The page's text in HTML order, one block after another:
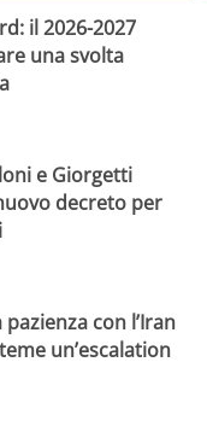
il 2026-2027
una svolta
e Giorgetti
decreto per
con l’Iran
un’escalation